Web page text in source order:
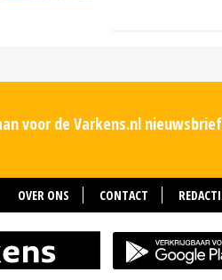
voor de Varkens.nl
OVER ONS CONTACT